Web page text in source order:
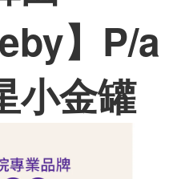
】 P/a
小金罐